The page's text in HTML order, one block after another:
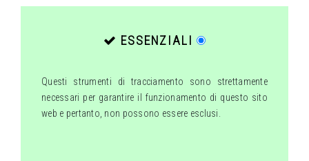
ESSENZIALI
Questi strumenti di tracciamento sono strettamente
necessari per garantire il funzionamento di questo sito
web e pertanto, non possono essere esclusi.